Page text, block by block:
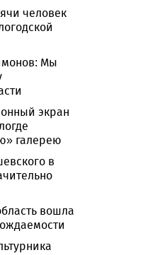
человек
Мы
экран
галерею
в
вошла